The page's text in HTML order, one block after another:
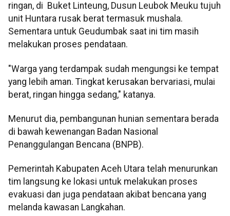
ringan, di Buket Linteung, Dusun Leubok Meuku tujuh
unit Huntara rusak berat termasuk mushala.
Sementara untuk Geudumbak saat ini tim masih
melakukan proses pendataan.
"Warga yang terdampak sudah mengungsi ke tempat
yang lebih aman. Tingkat kerusakan bervariasi, mulai
berat, ringan hingga sedang," katanya.
Menurut dia, pembangunan hunian sementara berada
di bawah kewenangan Badan Nasional
Penanggulangan Bencana (BNPB).
Pemerintah Kabupaten Aceh Utara telah menurunkan
tim langsung ke lokasi untuk melakukan proses
evakuasi dan juga pendataan akibat bencana yang
melanda kawasan Langkahan.